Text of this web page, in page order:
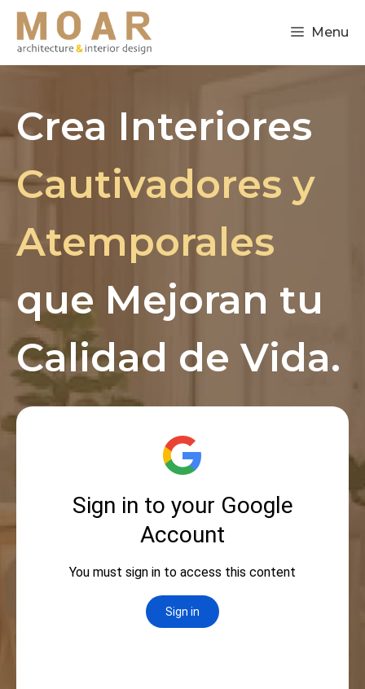
Saltar
contenido
Menu
Crea Interiores
Cautivadores y
Atemporales
que Mejoran tu
Calidad de Vida.